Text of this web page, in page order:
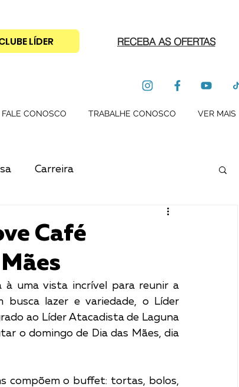
LÍDER RECEBA AS OFERTAS
FALE CONOSCO TRABALHE CONOSCO VER MAIS
Carreira
Café
à uma vista incrível para reunir a
busca lazer e variedade, o Líder
ao Líder Atacadista de Laguna
o domingo de Dia das Mães, dia
compõem o buffet: tortas, bolos,